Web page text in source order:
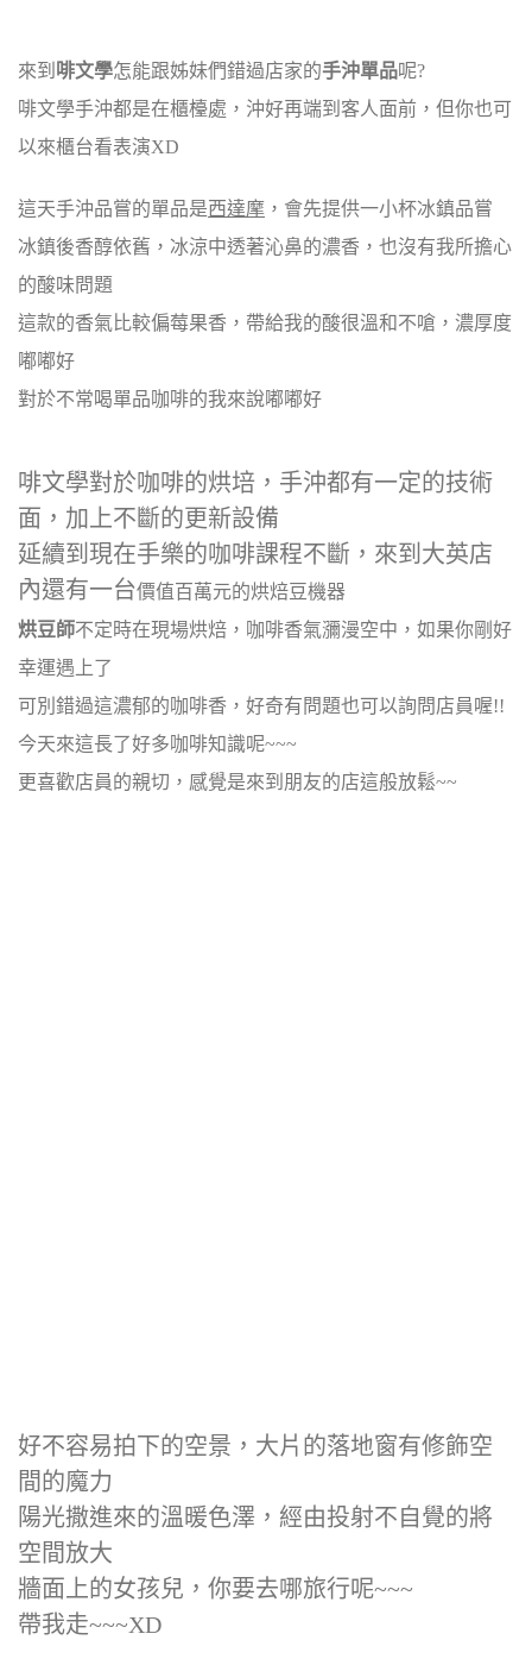
來到 啡文學怎能跟姊妹們錯過店家的手沖單品呢?
啡文學手沖都是在櫃檯處，沖好再端到客人面前，但你也可
以來櫃台看表演XD
這天手沖品嘗的單品是西達摩 ，會先提供一小杯冰鎮品嘗
冰鎮後香醇依舊，冰涼中透著沁鼻的濃香，也沒有我所擔心
的酸味問題
這款的香氣比較偏莓果香，帶給我的酸很溫和不嗆，濃厚度
嘟嘟好
對於不常喝單品咖啡的我來說嘟嘟好
啡文學對於咖啡的烘培，手沖都有一定的技術
面，加上不斷的更新設備
延續到現在手樂的咖啡課程不斷，來到大英店
內還有一台價值百萬元的烘焙豆機器
烘豆師不定時在現場烘焙，咖啡香氣瀰漫空中，如果你剛好
幸運遇上了
可別錯過這濃郁的咖啡香，好奇有問題也可以詢問店員喔!!
今天來這長了好多咖啡知識呢~~~
更喜歡店員的親切，感覺是來到朋友的店這般放鬆~~
好不容易拍下的空景，大片的落地窗有修飾空
間的魔力
陽光撒進來的溫暖色澤，經由投射不自覺的將
空間放大
牆面上的女孩兒，你要去哪旅行呢~~~
帶我走~~~XD